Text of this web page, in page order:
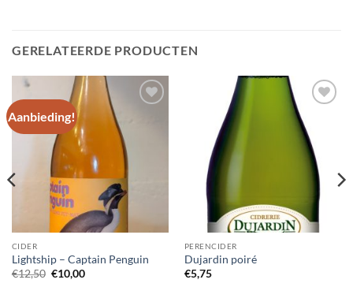
GERELATEERDE PRODUCTEN
Aanbieding!
wensenlijst
CIDER
Lightship – Captain Penguin
€12,50 Oorspronkelijke
prijs
€10,00Huidige
Voeg toe
aan
wensenlijst
PERENCIDER
Dujardin poiré
€5,75